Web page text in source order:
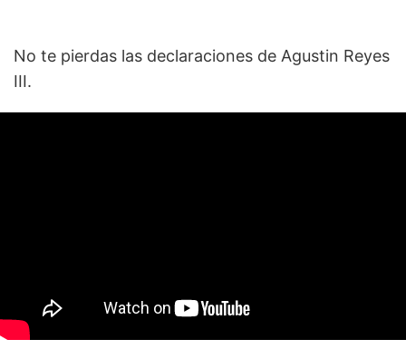
No te pierdas las declaraciones de Agustin Reyes
III.